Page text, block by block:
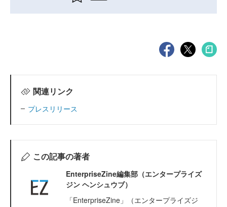
関連リンク
プレスリリース
この記事の著者
EnterpriseZine編集部（エンタープライズ
ジン ヘンシュウブ）
「EnterpriseZine」（エンタープライズジ